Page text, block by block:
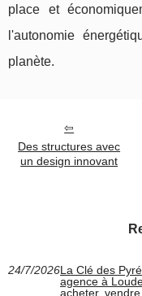
place et
l'autonomie
planète.
Des structures avec
un design innovant
24/7/2026La Clé des
agence à
acheter,